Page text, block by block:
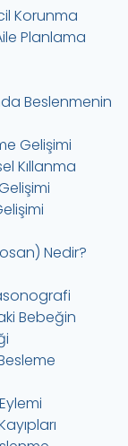
Korunma
Planlama
Beslenmenin
Gelişimi
Kıllanma
Nedir?
Bebeğin